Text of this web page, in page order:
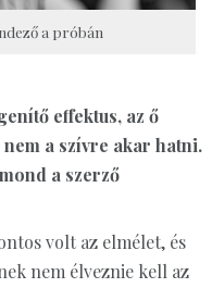
a próbán
effektus, az ő
a szívre akar hatni.
a szerző
volt az elmélet, és
nem élveznie kell az